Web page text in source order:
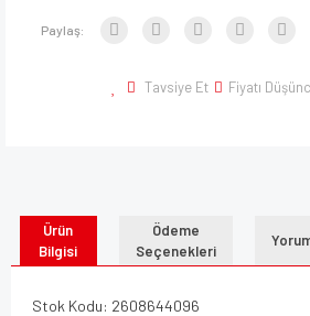
Paylaş:
Tavsiye Et Fiyatı
Ürün
Bilgisi
Ödeme
Seçenekleri
Stok Kodu: 2608644096